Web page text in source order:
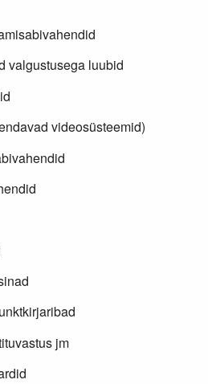
valgustusega luubid
videosüsteemid)
jm